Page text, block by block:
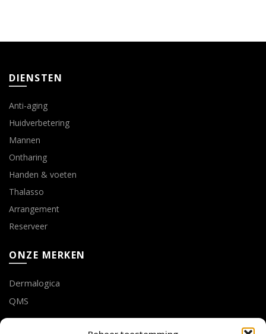
DIENSTEN
Anti-aging
Huidverbetering
Mannen
Ontharing
Handen & voeten
Thalasso
Arrangement
Reserveer
ONZE MERKEN
Dermalogica
QMS
LOTTE GEUSENS